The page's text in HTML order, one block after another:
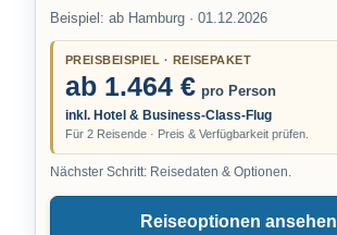
Beispiel: ab Hamburg · 01.12.2026
PREISBEISPIEL · REISEPAKET
ab 1.464 € pro Person
inkl. Hotel & Business-Class-Flug
Für 2 Reisende · Preis & Verfügbarkeit prüfen.
Nächster Schritt: Reisedaten & Optionen.
Reiseoptionen ansehen